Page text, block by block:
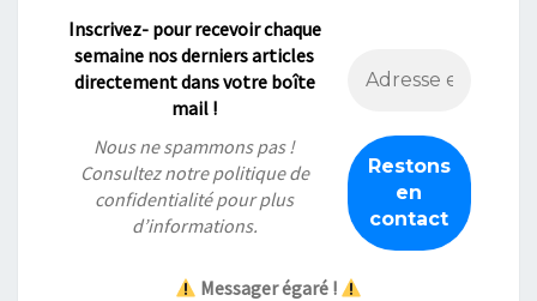
Inscrivez- pour recevoir chaque
semaine nos derniers articles
directement dans votre boîte
mail !
Nous ne spammons pas !
Consultez notrepolitique de
confidentialitépour plus
d’informations.
Messager égaré !